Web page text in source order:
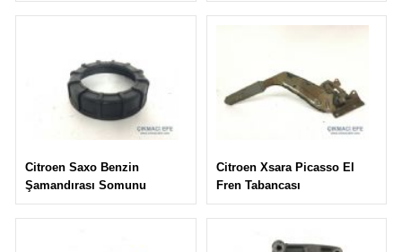
Citroen Saxo Benzin
Şamandırası Somunu
Citroen Xsara Picasso El
Fren Tabancası